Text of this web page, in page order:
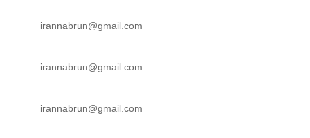
irannabrun@gmail.com
irannabrun@gmail.com
irannabrun@gmail.com